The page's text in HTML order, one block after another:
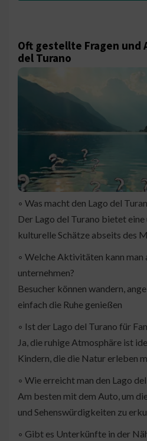
Oft gestellte Fragen und
del Turano
◦ Was macht den Lago del
Der Lago del Turano bietet
kulturelle Schätze abseits des
◦ Welche Aktivitäten kann man
unternehmen?
Besucher können wandern,
einfach die Ruhe genießen
◦ Ist der Lago del Turano für
Ja, die ruhige Atmosphäre ist
Kindern, die die Natur erleben
◦ Wie erreicht man den Lago
Am besten mit dem Auto, um
und Sehenswürdigkeiten zu
◦ Gibt es Unterkünfte in der